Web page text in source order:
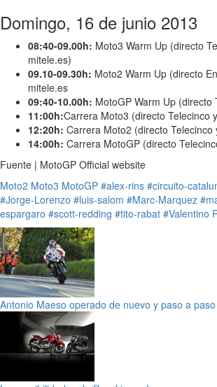
Domingo, 16 de junio 2013
08:40-09.00h: Moto3 Warm Up (directo
mitele.es)
09.10-09.30h: Moto2 Warm Up (directo
mitele.es
09:40-10.00h: MotoGP Warm Up (directo
11:00h:Carrera Moto3 (directo Telecinco
12:20h: Carrera Moto2 (directo Telecinco
14:00h: Carrera MotoGP (directo
Fuente | MotoGP Official website
Moto2 Moto3 MotoGP #alex-rins #circuito-
#Jorge-Lorenzo #luis-salom #Marc-Marquez
espargaro #scott-redding #tito-rabat #Valentino
Antonio Maeso operado de nuevo y paso a